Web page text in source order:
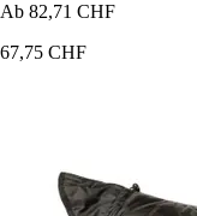
Ab 82,71 CHF
67,75 CHF